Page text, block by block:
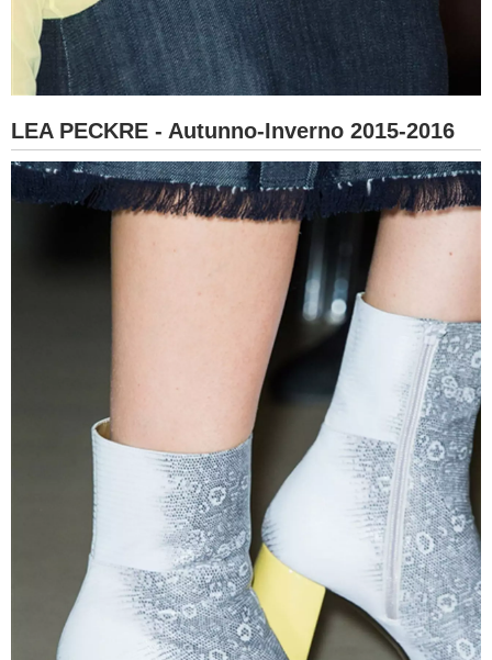
LEA PECKRE - Autunno-Inverno 2015-2016